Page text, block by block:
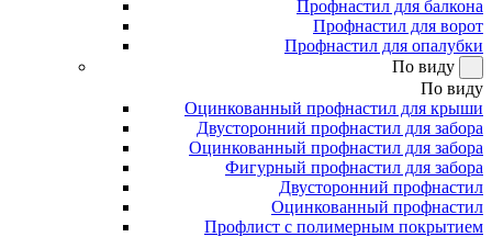
Профнастил для балкона
Профнастил для ворот
Профнастил для опалубки
По виду
По виду
Оцинкованный профнастил для крыши
Двусторонний профнастил для забора
Оцинкованный профнастил для забора
Фигурный профнастил для забора
Двусторонний профнастил
Оцинкованный профнастил
Профлист с полимерным покрытием